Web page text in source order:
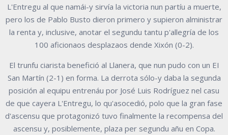
L'Entregu al que namái-y sirvía la victoria nun partíu a muerte,
pero los de Pablo Busto dieron primero y supieron alministrar
la renta y, inclusive, anotar el segundu tantu p'allegría de los
100 aficionaos desplazaos dende Xixón (0-2).
El trunfu ciarista benefició al Llanera, que nun pudo con un EI
San Martín (2-1) en forma. La derrota sólo-y daba la segunda
posición al equipu entrenáu por José Luis Rodríguez nel casu
de que cayera L'Entregu, lo qu'asocedió, polo que la gran fase
d'ascensu que protagonizó tuvo finalmente la recompensa del
ascensu y, posiblemente, plaza per segundu añu en Copa.